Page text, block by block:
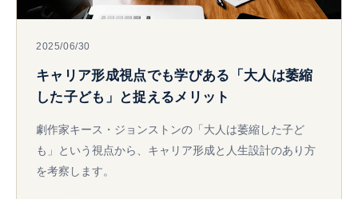
2025/06/30
キャリア形成視点でも学びある「大人は萎縮
した子ども」と捉えるメリット
劇作家キース・ジョンストンの「大人は萎縮した子ど
も」という視点から、キャリア形成と人生設計のあり方
を考察します。